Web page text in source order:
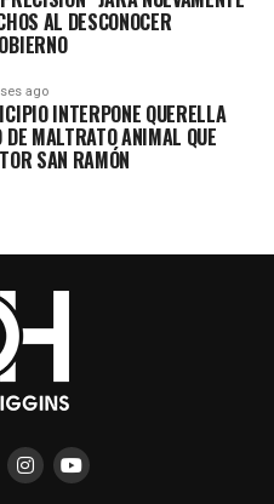
AL DESCONOCER
ago
INTERPONE QUERELLA
DE MALTRATO ANIMAL QUE
SAN RAMÓN